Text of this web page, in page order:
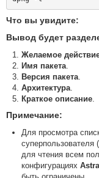
Что вы увидите:
Вывод будет
Желаемое
Имя пакета.
Версия пакета.
Архитектура.
Краткое описание.
Примечание:
Для просмотра
суперпользователя
для чтения всем
конфигурациях